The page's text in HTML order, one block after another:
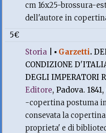
cm 16x25-brossura-
dell'autore in
5€
Storia |▪ Garzetti.
CONDIZIONE
DEGLI IMPERATORI
Editore, Padova.
-copertina postuma
consevata la
proprieta' e di